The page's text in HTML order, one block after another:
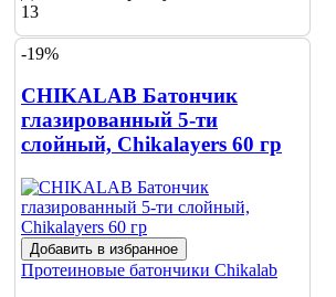
13
-19%
CHIKALAB Батончик
глазированный 5-ти
слойный, Chikalayers 60 гр
Добавить в избранное
Протеиновые батончики Chikalab